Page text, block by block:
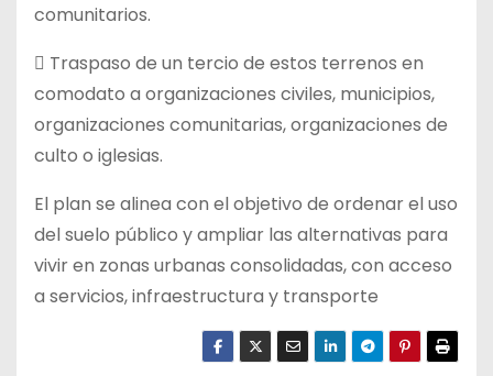
comunitarios.
 Traspaso de un tercio de estos terrenos en
comodato a organizaciones civiles, municipios,
organizaciones comunitarias, organizaciones de
culto o iglesias.
El plan se alinea con el objetivo de ordenar el uso
del suelo público y ampliar las alternativas para
vivir en zonas urbanas consolidadas, con acceso
a servicios, infraestructura y transporte